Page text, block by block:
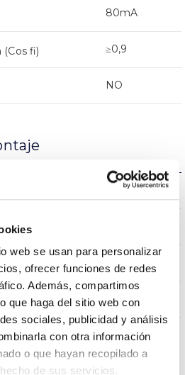
web se usan para personalizar
ofrecer funciones de redes
Además, compartimos
que haga del sitio web con
sociales, publicidad y análisis
con otra información
o que hayan recopilado a
de sus servicios.
80mA
fi) ≥0,9
NO
Directa